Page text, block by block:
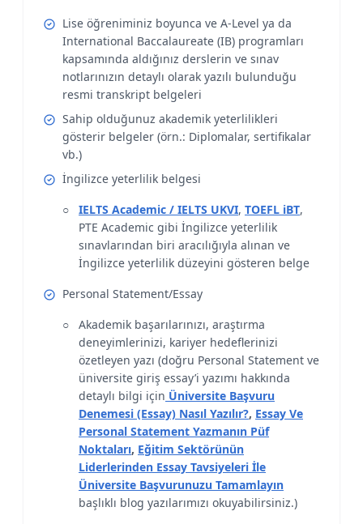
Lise öğreniminiz boyunca ve A-Level ya da
International Baccalaureate (IB) programları
kapsamında aldığınız derslerin ve sınav
notlarınızın detaylı olarak yazılı bulunduğu
resmi transkript belgeleri
Sahip olduğunuz akademik yeterlilikleri
gösterir belgeler (örn.: Diplomalar, sertifikalar
vb.)
İngilizce yeterlilik belgesi
IELTS Academic / IELTS UKVI, TOEFL iBT,
PTE Academic gibi İngilizce yeterlilik
sınavlarından biri aracılığıyla alınan ve
İngilizce yeterlilik düzeyini gösteren belge
Personal Statement/Essay
Akademik başarılarınızı, araştırma
deneyimlerinizi, kariyer hedeflerinizi
özetleyen yazı (doğru Personal Statement ve
üniversite giriş essay’i yazımı hakkında
detaylı bilgi için Üniversite Başvuru
Denemesi (Essay) Nasıl Yazılır?, Essay Ve
Personal Statement Yazmanın Püf
Noktaları, Eğitim Sektörünün
Liderlerinden Essay Tavsiyeleri İle
Üniversite Başvurunuzu Tamamlayın
başlıklı blog yazılarımızı okuyabilirsiniz.)